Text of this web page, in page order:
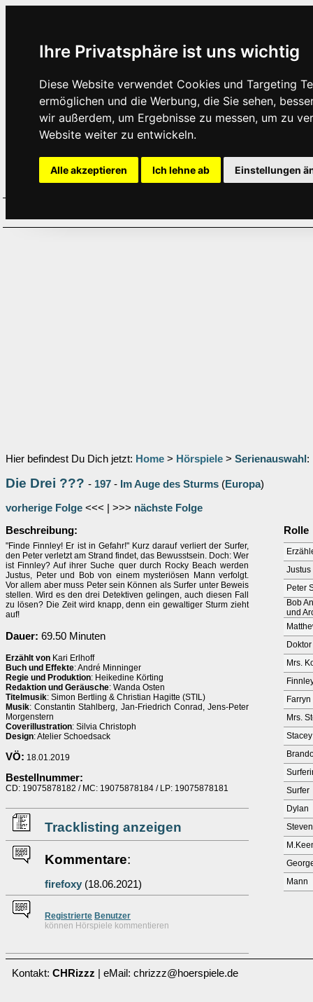
Ihre Privatsphäre ist uns wichtig
Diese Website verwendet Cookies und Targeting
ermöglichen und die Werbung, die Sie sehen,
wir außerdem, um Ergebnisse zu messen, um zu
Website weiter zu entwickeln.
Alle akzeptieren Ich lehne ab Einstellungen
Hier befindest Du Dich jetzt: Home > Hörspiele > Serienauswahl :
Die Drei ??? - 197 - Im Auge des Sturms (Europa)
vorherige Folge <<< | >>> nächste Folge
Beschreibung:
"Finde Finnley! Er ist in Gefahr!" Kurz darauf verliert der Surfer,
den Peter verletzt am Strand findet, das Bewusstsein. Doch: Wer
ist Finnley? Auf ihrer Suche quer durch Rocky Beach werden
Justus, Peter und Bob von einem mysteriösen Mann verfolgt.
Vor allem aber muss Peter sein Können als Surfer unter Beweis
stellen. Wird es den drei Detektiven gelingen, auch diesen Fall
zu lösen? Die Zeit wird knapp, denn ein gewaltiger Sturm zieht
auf!
Dauer: 69.50 Minuten
Erzählt von Kari Erlhoff
Buch und Effekte: André Minninger
Regie und Produktion: Heikedine Körting
Redaktion und Geräusche: Wanda Osten
Titelmusik: Simon Bertling & Christian Hagitte (STIL)
Musik: Constantin Stahlberg, Jan-Friedrich Conrad, Jens-Peter
Morgenstern
Coverillustration: Silvia Christoph
Design: Atelier Schoedsack
VÖ: 18.01.2019
Bestellnummer:
CD: 19075878182 / MC: 19075878184 / LP: 19075878181
Tracklisting anzeigen
Kommentare:
firefoxy (18.06.2021)
Registrierte Benutzer
können Hörspiele kommentieren
Rolle
Justus
Peter
Bob
und
Mrs.
Mrs.
Surfer
Dylan
Steven
Mann
Kontakt: CHRizzz | eMail: chrizzz@hoerspiele.de